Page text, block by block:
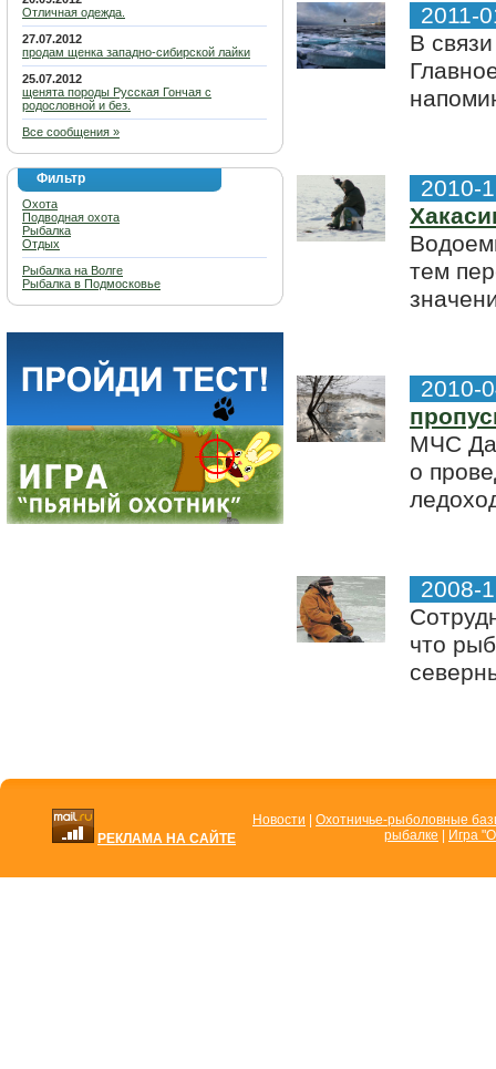
Отличная одежда.
27.07.2012
продам щенка западно-сибирской лайки
25.07.2012
щенята породы Русская Гончая с
родословной и без.
Все сообщения »
Фильтр
Охота
Подводная охота
Рыбалка
Отдых
Рыбалка на Волге
Рыбалка в Подмосковье
2011-
В
2010-
тем
2010-
МЧС
о
2008-
что
РЕКЛАМА НА САЙТЕ
Новости
Охотничье-рыболовные
рыбалке
Игра